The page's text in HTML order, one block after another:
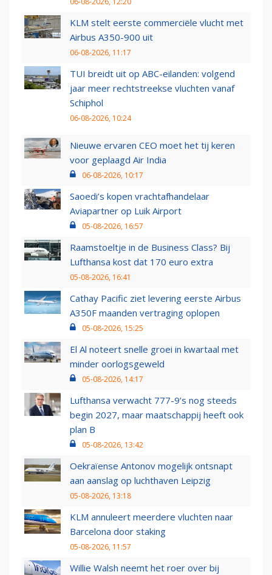
KLM stelt eerste commerciële vlucht met
Airbus A350-900 uit
06-08-2026, 11:17
TUI breidt uit op ABC-eilanden: volgend
jaar meer rechtstreekse vluchten vanaf
Schiphol
06-08-2026, 10:24
Nieuwe ervaren CEO moet het tij keren
voor geplaagd Air India
06-08-2026, 10:17
Saoedi’s kopen vrachtafhandelaar
Aviapartner op Luik Airport
05-08-2026, 16:57
Raamstoeltje in de Business Class? Bij
Lufthansa kost dat 170 euro extra
05-08-2026, 16:41
Cathay Pacific ziet levering eerste Airbus
A350F maanden vertraging oplopen
05-08-2026, 15:25
El Al noteert snelle groei in kwartaal met
minder oorlogsgeweld
05-08-2026, 14:17
Lufthansa verwacht 777-9’s nog steeds
begin 2027, maar maatschappij heeft ook
plan B
05-08-2026, 13:42
Oekraïense Antonov mogelijk ontsnapt
aan aanslag op luchthaven Leipzig
05-08-2026, 13:18
KLM annuleert meerdere vluchten naar
Barcelona door staking
05-08-2026, 11:57
Willie Walsh neemt het roer over bij